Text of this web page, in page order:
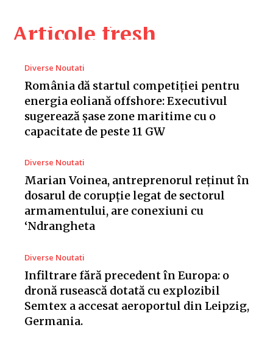
Articole fresh
Diverse Noutati
România dă startul competiției pentru
energia eoliană offshore: Executivul
sugerează șase zone maritime cu o
capacitate de peste 11 GW
Diverse Noutati
Marian Voinea, antreprenorul reținut în
dosarul de corupție legat de sectorul
armamentului, are conexiuni cu
‘Ndrangheta
Diverse Noutati
Infiltrare fără precedent în Europa: o
dronă rusească dotată cu explozibil
Semtex a accesat aeroportul din Leipzig,
Germania.